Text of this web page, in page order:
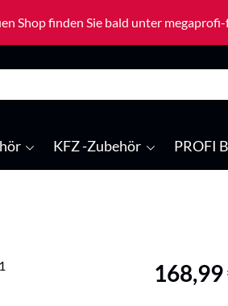
Shop finden Sie bald unter
KFZ -Zubehör PROFI
Regulärer
168,99